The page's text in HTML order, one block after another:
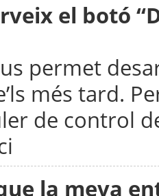
el botó
permet
més tard.
de control
la meva